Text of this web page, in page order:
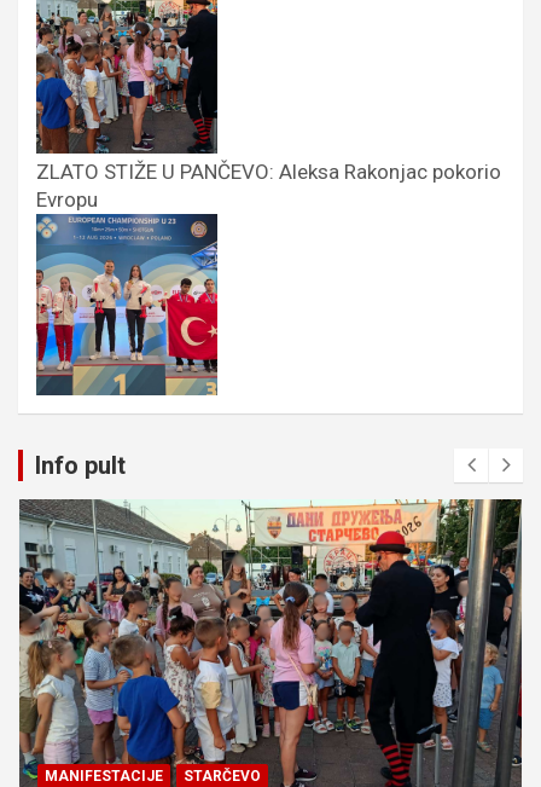
ZLATO STIŽE U PANČEVO: Aleksa Rakonjac pokorio
Evropu
Info pult
MANIFESTACIJE STARČEVO